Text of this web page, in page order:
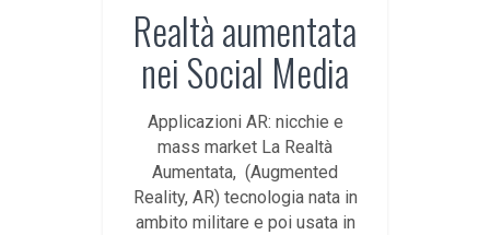
Realtà aumentata
nei Social Media
Applicazioni AR: nicchie e
mass market La Realtà
Aumentata, (Augmented
Reality, AR) tecnologia nata in
ambito militare e poi usata in